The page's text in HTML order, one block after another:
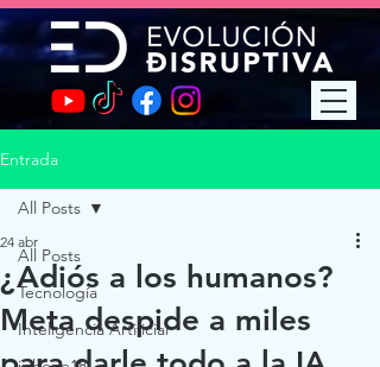
Entrada
All Posts
Tecnología
Inteligencia Artificial
All Posts
¿Adiós a los humanos?
Meta despide a miles
24 abr